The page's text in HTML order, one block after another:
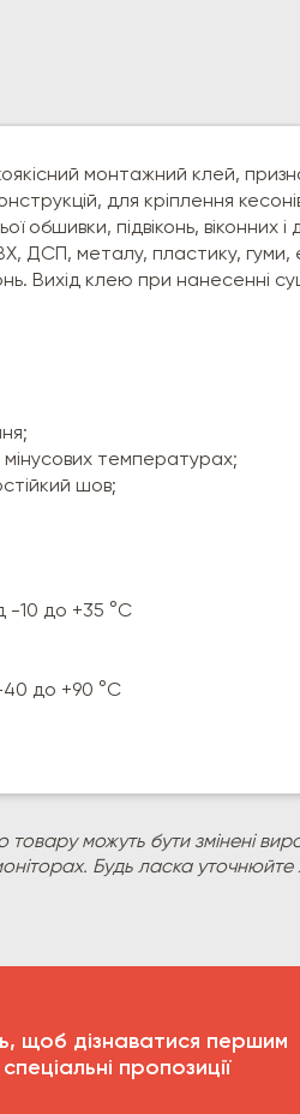
монтажний клей,
для кріплення
обшивки, підвіконь, віконних
ДСП, металу, пластику, гуми,
Вихід клею при нанесенні
мінусових температурах;
шов;
-10 до +35 °C
40 до +90 °C
можуть бути змінені
Будь ласка
щоб дізнаватися першим
пропозиції